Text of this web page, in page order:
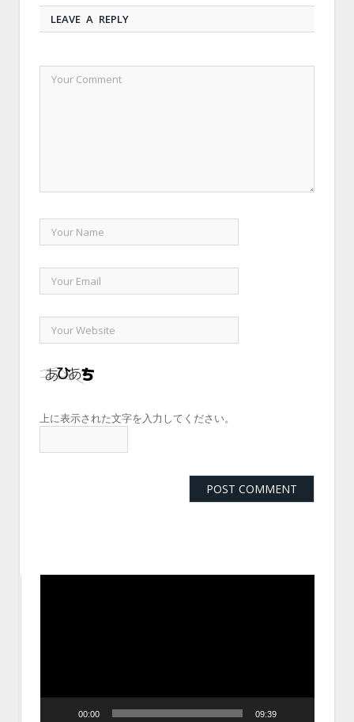
LEAVE A REPLY
上に表示された文字を入力してください。
00:00 09:39